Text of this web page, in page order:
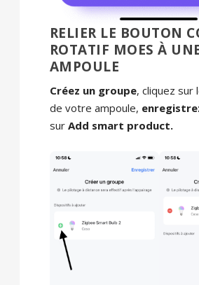
RELIER LE BOUTON
ROTATIF MOES À
AMPOULE
Créez un groupe, cliquez sur
de votre ampoule,
surAdd smart product.